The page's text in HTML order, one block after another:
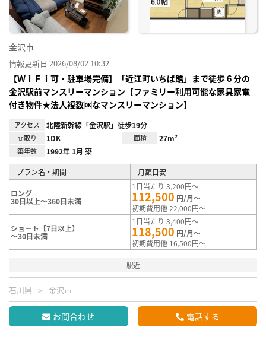
金沢市
情報更新日 2026/08/02 10:32
【ＷｉＦｉ可・駐車場完備】「近江町いちば館」まで徒歩６分の
金沢駅前マンスリーマンション【ファミリー利用可能な家具家電
付き物件★法人複数🆗なマンスリーマンション】
アクセス 北陸新幹線「金沢駅」徒歩19分
間取り 1DK 面積 27m²
築年数 1992年 1月 築
プラン名・期間 月額目安
ロング
30日以上～360日未満
1日当たり 3,200円～
112,500 円/月～
初期費用他 22,000円～
ショート【7日以上】
～30日未満
1日当たり 3,400円～
118,500 円/月～
初期費用他 16,500円～
駅近
石川県 金沢市
お問合わせ 電話する